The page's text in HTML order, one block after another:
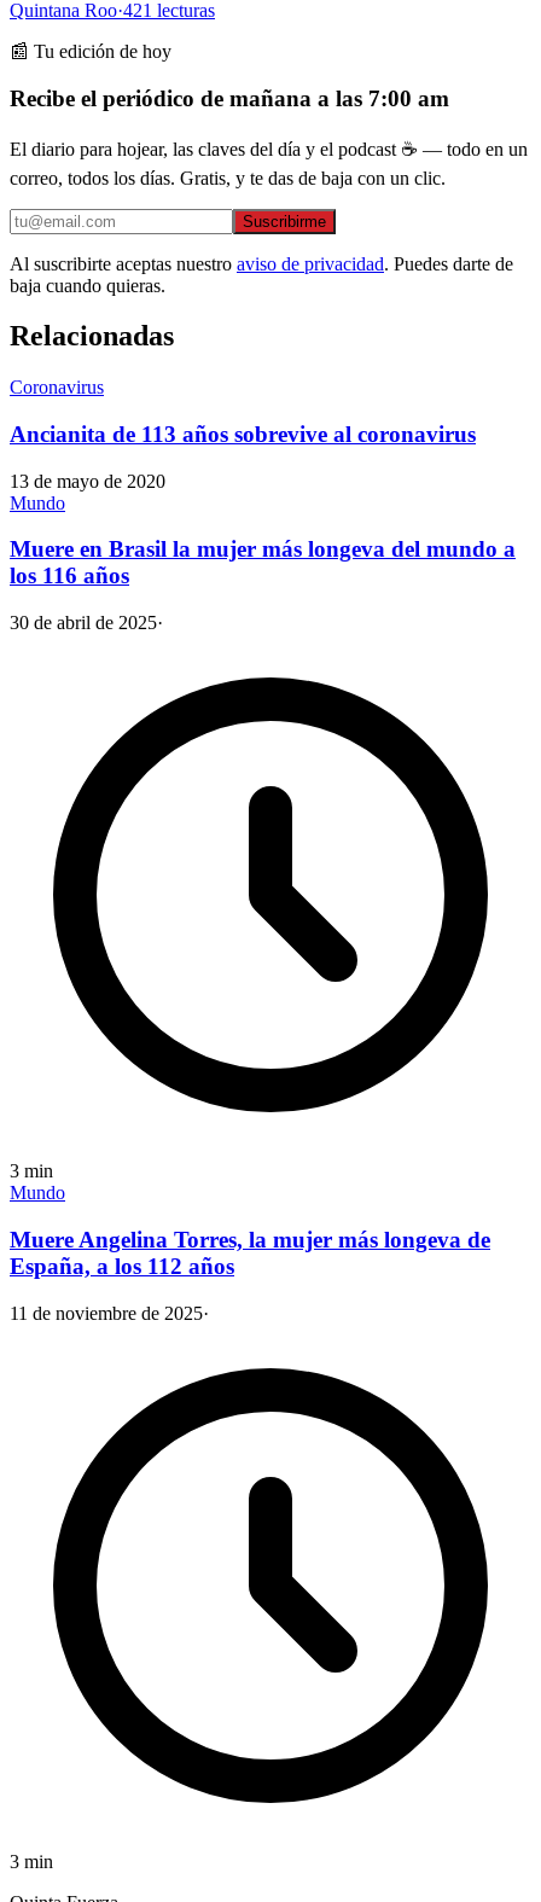
Quintana Roo·421 lecturas
📰 Tu edición de hoy
Recibe el periódico de mañana a las 7:00 am
El diario para hojear, las claves del día y el podcast ☕ — todo en un
correo, todos los días. Gratis, y te das de baja con un clic.
Suscribirme
Al suscribirte aceptas nuestro aviso de privacidad. Puedes darte de
baja cuando quieras.
Relacionadas
Coronavirus
Ancianita de 113 años sobrevive al coronavirus
13 de mayo de 2020
Mundo
Muere en Brasil la mujer más longeva del mundo a
los 116 años
30 de abril de 2025·
3 min
Mundo
Muere Angelina Torres, la mujer más longeva de
España, a los 112 años
11 de noviembre de 2025·
3 min